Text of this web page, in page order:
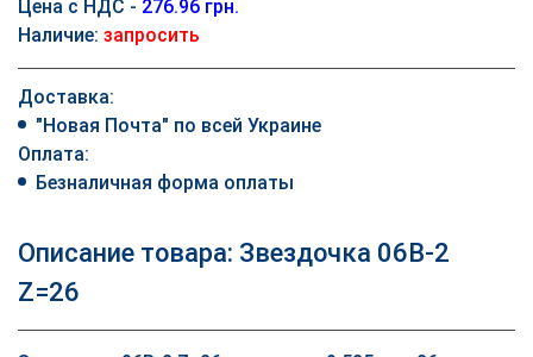
Цена с НДС - 276.96 грн.
Наличие: запросить
Доставка:
"Новая Почта" по всей Украине
Оплата:
Безналичная форма оплаты
Описание товара: Звездочка 06B-2
Z=26